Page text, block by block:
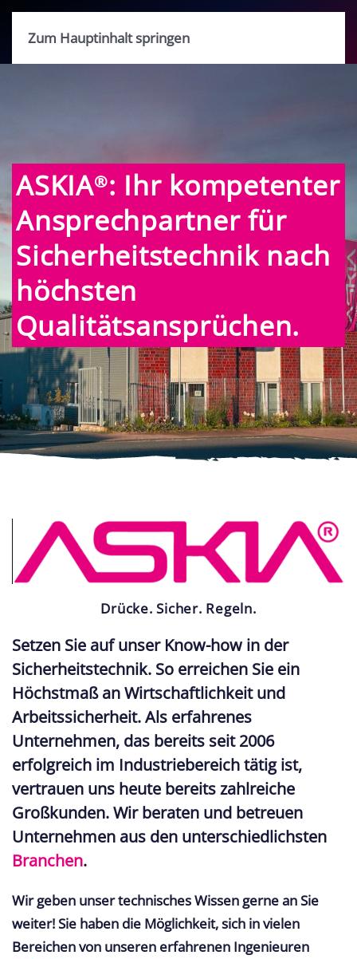
Zum Hauptinhalt springen
ASKIA®: Ihr kompetenter
Ansprechpartner für
Sicherheitstechnik nach
höchsten
Qualitätsansprüchen.
Drücke. Sicher. Regeln.
Setzen Sie auf unser Know-how in der
Sicherheitstechnik. So erreichen Sie ein
Höchstmaß an Wirtschaftlichkeit und
Arbeitssicherheit. Als erfahrenes
Unternehmen, das bereits seit 2006
erfolgreich im Industriebereich tätig ist,
vertrauen uns heute bereits zahlreiche
Großkunden. Wir beraten und betreuen
Unternehmen aus den unterschiedlichsten
Branchen.
Wir geben unser technisches Wissen gerne an Sie
weiter! Sie haben die Möglichkeit, sich in vielen
Bereichen von unseren erfahrenen Ingenieuren